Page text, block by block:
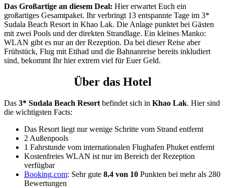
Das Großartige an diesem Deal: Hier erwartet Euch ein
großartiges Gesamtpaket. Ihr verbringt 13 entspannte Tage im 3*
Sudala Beach Resort in Khao Lak. Die Anlage punktet bei Gästen
mit zwei Pools und der direkten Strandlage. Ein kleines Manko:
WLAN gibt es nur an der Rezeption. Da bei dieser Reise aber
Frühstück, Flug mit Etihad und die Bahnanreise bereits inkludiert
sind, bekommt Ihr hier extrem viel für Euer Geld.
Über das Hotel
Das 3* Sudala Beach Resort befindet sich in Khao Lak. Hier sind
die wichtigsten Facts:
Das Resort liegt nur wenige Schritte vom Strand entfernt
2 Außenpools
1 Fahrstunde vom internationalen Flughafen Phuket entfernt
Kostenfreies WLAN ist nur im Bereich der Rezeption
verfügbar
Booking.com: Sehr gute 8.4 von 10 Punkten bei mehr als 280
Bewertungen